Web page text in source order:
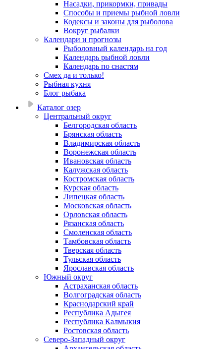
Насадки, прикормки, привады
Способы и приемы рыбной ловли
Кодексы и законы для рыболова
Вокруг рыбалки
Календари и прогнозы
Рыболовный календарь на год
Календарь рыбной ловли
Календарь по снастям
Смех да и только!
Рыбная кухня
Блог рыбака
Каталог озер
Центральный округ
Белгородская область
Брянская область
Владимирская область
Воронежская область
Ивановская область
Калужская область
Костромская область
Курская область
Липецкая область
Московская область
Орловская область
Рязанская область
Смоленская область
Тамбовская область
Тверская область
Тульская область
Ярославская область
Южный округ
Астраханская область
Волгоградская область
Краснодарский край
Республика Адыгея
Республика Калмыкия
Ростовская область
Северо-Западный округ